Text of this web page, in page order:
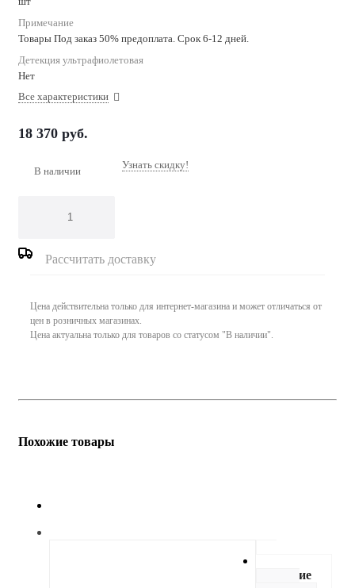
Примечание
Товары Под заказ 50% предоплата. Срок 6-12 дней.
Детекция ультрафиолетовая
Нет
Все характеристики
18 370 руб.
В наличии Узнать скидку!
Рассчитать доставку
Цена действительна только для интернет-магазина и может отличаться от
цен в розничных магазинах.
Цена актуальна только для товаров со статусом "В наличии".
Похожие товары
Описание